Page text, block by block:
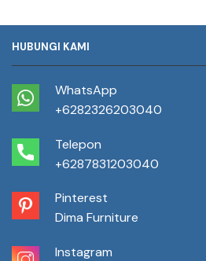
HUBUNGI KAMI
WhatsApp
+6282326203040
Telepon
+6287831203040
Pinterest
Dima Furniture
Instagram